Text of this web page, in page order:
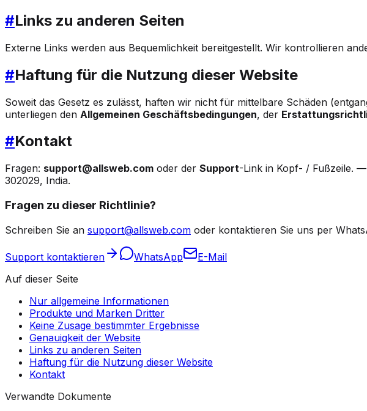
#Links zu anderen Seiten
Externe Links werden aus Bequemlichkeit bereitgestellt. Wir kontrollieren
#Haftung für die Nutzung dieser Website
Soweit das Gesetz es zulässt, haften wir nicht für mittelbare Schäden
unterliegen den Allgemeinen Geschäftsbedingungen, der
#Kontakt
Fragen: support@allsweb.com oder der Support-Link in Kopf- / Fußzeile. —
302029, India.
Fragen zu dieser Richtlinie?
Schreiben Sie an support@allsweb.com oder kontaktieren Sie uns per
Support kontaktieren WhatsApp
E-Mail
Auf dieser Seite
Nur allgemeine Informationen
Produkte und Marken Dritter
Keine Zusage bestimmter Ergebnisse
Genauigkeit der Website
Links zu anderen Seiten
Haftung für die Nutzung dieser Website
Kontakt
Verwandte Dokumente